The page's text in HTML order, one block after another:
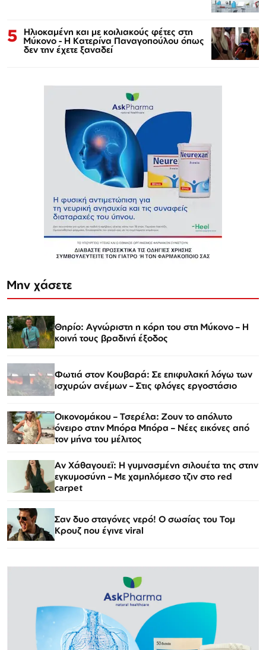
5 Ηλιοκαμένη και με κοιλιακούς φέτες στη
Μύκονο - Η Κατερίνα Παναγοπούλου όπως
δεν την έχετε ξαναδεί
Μην χάσετε
Θηρίο: Αγνώριστη η κόρη του στη Μύκονο – Η
κοινή τους βραδινή έξοδος
Φωτιά στον Κουβαρά: Σε επιφυλακή λόγω των
ισχυρών ανέμων – Στις φλόγες εργοστάσιο
Οικονομάκου – Τσερέλα: Ζουν το απόλυτο
όνειρο στην Μπόρα Μπόρα – Νέες εικόνες από
τον μήνα του μέλιτος
Αν Χάθαγουεϊ: Η γυμνασμένη σιλουέτα της στην
εγκυμοσύνη – Με χαμηλόμεσο τζιν στο red
carpet
Σαν δυο σταγόνες νερό! Ο σωσίας του Τομ
Κρουζ που έγινε viral